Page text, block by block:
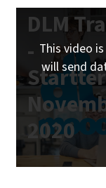
DLM
-
2020
This video
will send